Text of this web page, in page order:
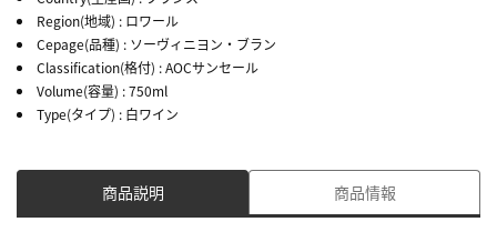
Region(地域) : ロワール
Cepage(品種) : ソーヴィニヨン・ブラン
Classification(格付) : AOCサンセール
Volume(容量) : 750ml
Type(タイプ) : 白ワイン
商品説明 商品情報